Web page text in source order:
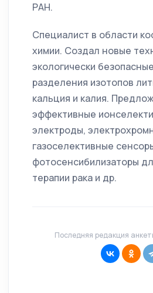
РАН.
Специалист в области
химии. Создал новые
экологически
разделения изотопов
кальция и калия.
эффективные
электроды,
газоселективные
фотосенсибилизаторы
терапии рака и др.
Последняя редакция